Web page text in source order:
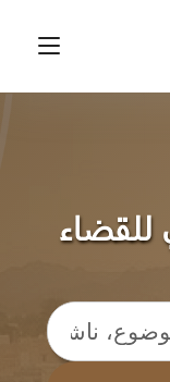
Toggle
للقضاء